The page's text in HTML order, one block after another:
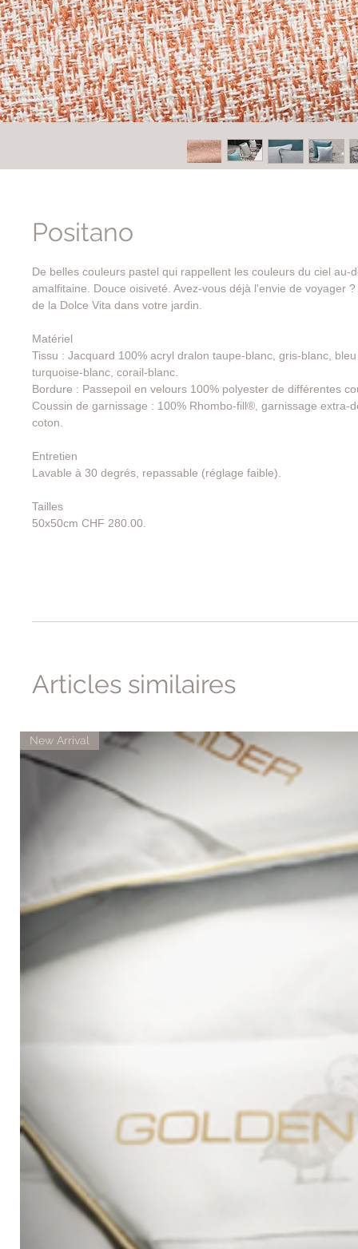
Positano
De belles couleurs pastel qui rappellent les couleurs du ciel au-
amalfitaine. Douce oisiveté. Avez-vous déjà l'envie de voyager
de la Dolce Vita dans votre jardin.
Matériel
Tissu : Jacquard 100% acryl dralon taupe-blanc, gris-blanc,
turquoise-blanc, corail-blanc.
Bordure : Passepoil en velours 100% polyester de différentes
Coussin de garnissage : 100% Rhombo-fill®, garnissage extra-
coton.
Entretien
Lavable à 30 degrés, repassable (réglage faible).
Tailles
50x50cm CHF 280.00.
Articles similaires
New Arrival